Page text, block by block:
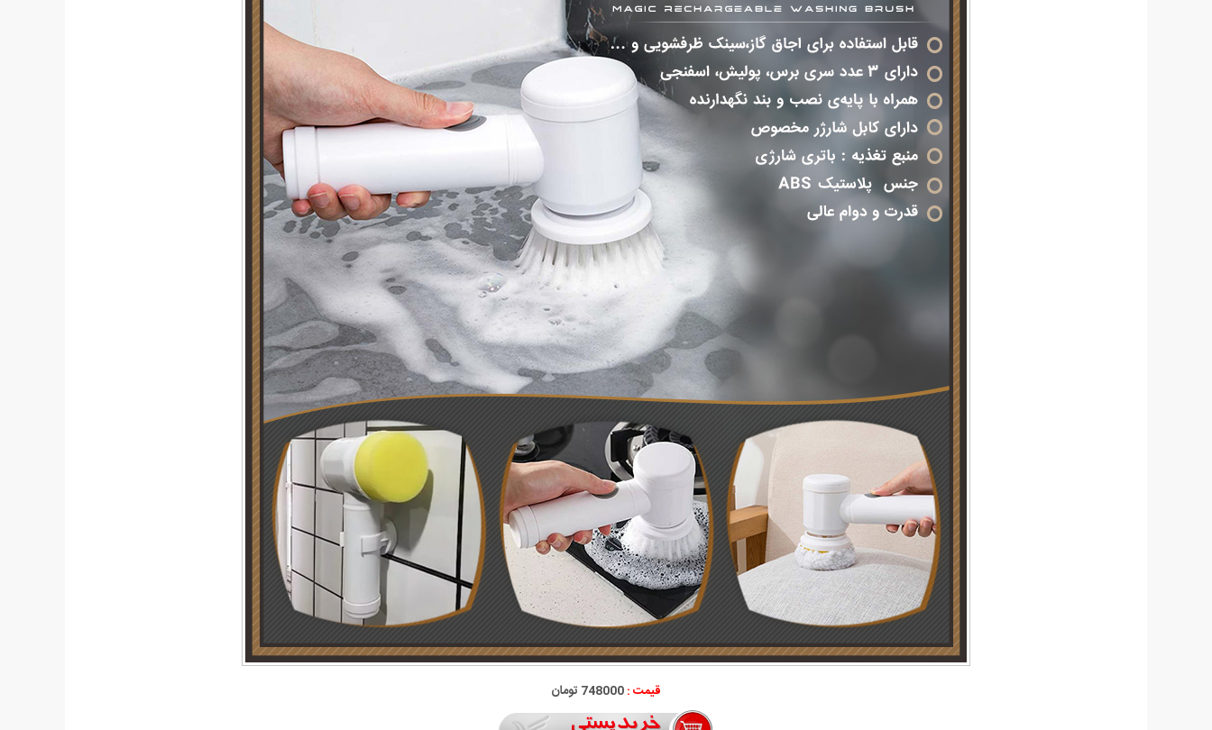
قیمت :748000 تومان